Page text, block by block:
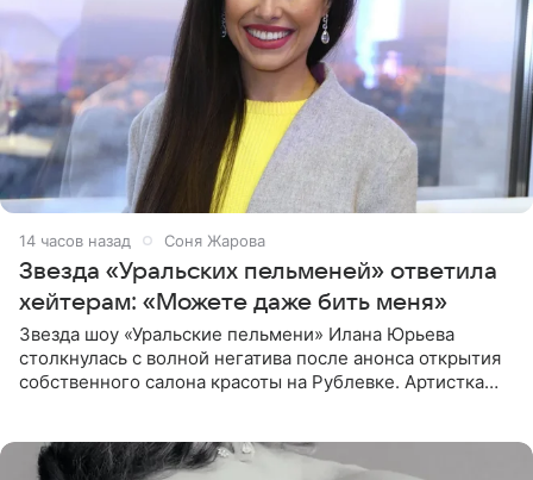
14 часов назад Соня Жарова
Звезда «Уральских пельменей» ответила
хейтерам: «Можете даже бить меня»
Звезда шоу «Уральские пельмени» Илана Юрьева
столкнулась с волной негатива после анонса открытия
собственного салона красоты на Рублевке. Артистка